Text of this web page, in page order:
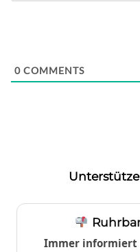
0 COMMENTS
Immer informiert